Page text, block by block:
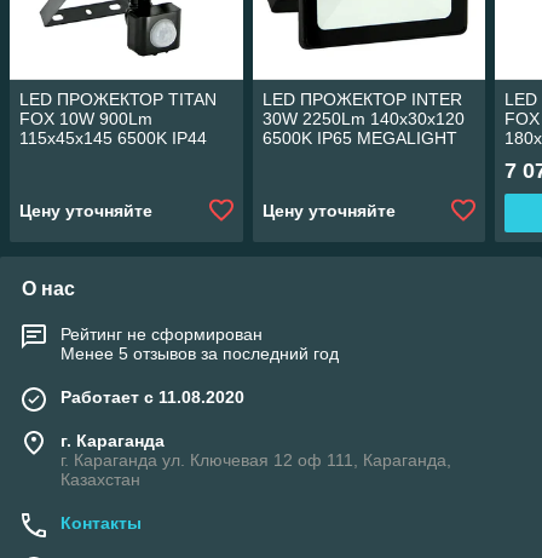
LED ПРОЖЕКТОР TITAN
FOX 10W 900Lm
115x45x145 6500K IP44
Цену уточняйте
LED ПРОЖЕКТОР INTER
30W 2250Lm 140x30x120
6500K IP65 MEGALIGHT
Цену уточняйте
7
О нас
Рейтинг не сформирован
Менее 5 отзывов за последний год
Работает с 11.08.2020
г. Караганда
г. Караганда ул. Ключевая 12 оф 111, Караганда,
Казахстан
Контакты